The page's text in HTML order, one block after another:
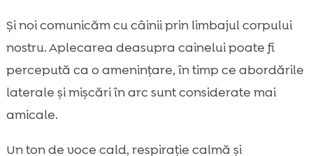
Și noi comunicăm cu câinii prin limbajul corpului
nostru. Aplecarea deasupra cainelui poate fi
percepută ca o amenințare, în timp ce abordările
laterale şi mişcări în arc sunt considerate mai
amicale.
Un ton de voce cald, respiraţie calmă şi